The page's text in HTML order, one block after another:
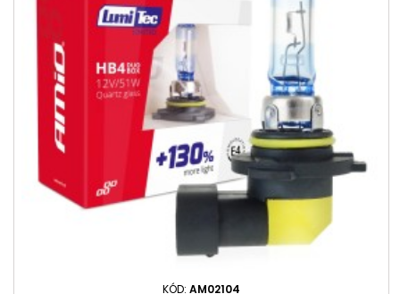
KÓD: AM02104